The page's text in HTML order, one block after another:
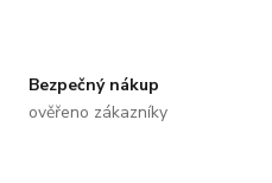
Bezpečný nákup
ověřeno zákazníky